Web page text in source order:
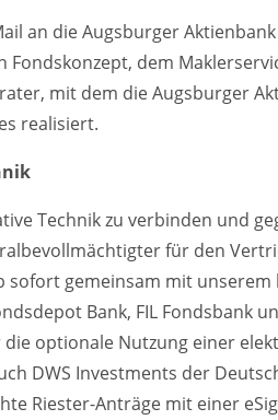
an die Augsburger
dem
mit dem die Augsburger
realisiert.
Technik zu verbinden und
für den
sofort gemeinsam mit
Bank, FIL Fondsbank
optionale Nutzung einer
DWS Investments der
Riester-Anträge mit einer